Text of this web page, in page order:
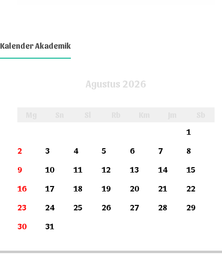
Kalender Akademik
Agustus 2026
1
2
3 4 5 6 7
8
9
10 11 12 13 14
15
16
17 18 19 20 21
22
23
24 25 26 27 28
29
30
31